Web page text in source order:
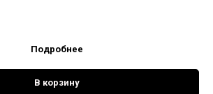
Подробнее
В корзину